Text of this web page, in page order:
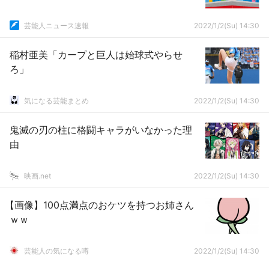
芸能人ニュース速報 2022/1/2(Su) 14:30
稲村亜美「カープと巨人は始球式やらせ
ろ」
気になる芸能まとめ 2022/1/2(Su) 14:30
鬼滅の刃の柱に格闘キャラがいなかった理
由
映画.net 2022/1/2(Su) 14:30
【画像】100点満点のおケツを持つお姉さん
ｗｗ
芸能人の気になる噂 2022/1/2(Su) 14:30